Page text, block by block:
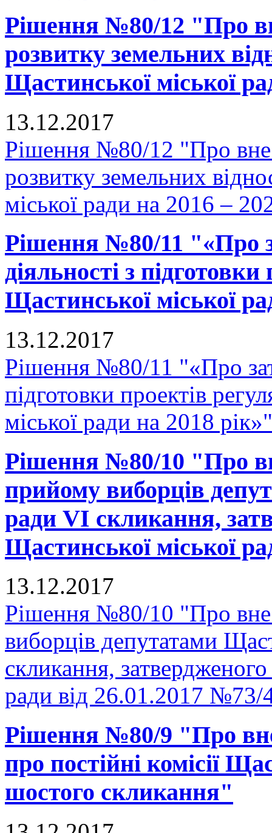
Рішення №80/12 "Про
розвитку земельних
Щастинської міської
13.12.2017
Рішення №80/12 "Про
розвитку земельних
міської ради на 2016 –
Рішення №80/11 "«Про
діяльності з
Щастинської міської
13.12.2017
Рішення №80/11 "«Про
підготовки проектів
міської ради на 2018 рік»"
Рішення №80/10 "Про
прийому виборців
ради VI скликання,
Щастинської міської
13.12.2017
Рішення №80/10 "Про
виборців депутатами
скликання,
ради від 26.01.2017 №73/
Рішення №80/9 "Про
про постійні комісії
шостого скликання"